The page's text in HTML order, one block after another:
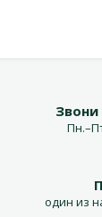
Звони
один из